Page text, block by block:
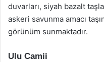
duvarları, siyah bazalt
askeri savunma amacı
görünüm sunmaktadır.
Ulu Camii